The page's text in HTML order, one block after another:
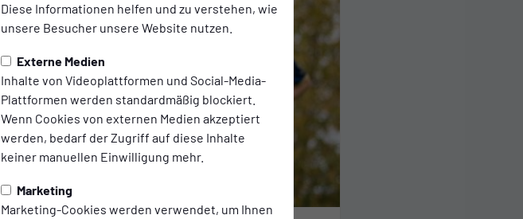
Diese Informationen helfen und zu verstehen, wie
unsere Besucher unsere Website nutzen.
Externe Medien
Inhalte von Videoplattformen und Social-Media-
Plattformen werden standardmäßig blockiert.
Wenn Cookies von externen Medien akzeptiert
werden, bedarf der Zugriff auf diese Inhalte
keiner manuellen Einwilligung mehr.
Marketing
Marketing-Cookies werden verwendet, um Ihnen